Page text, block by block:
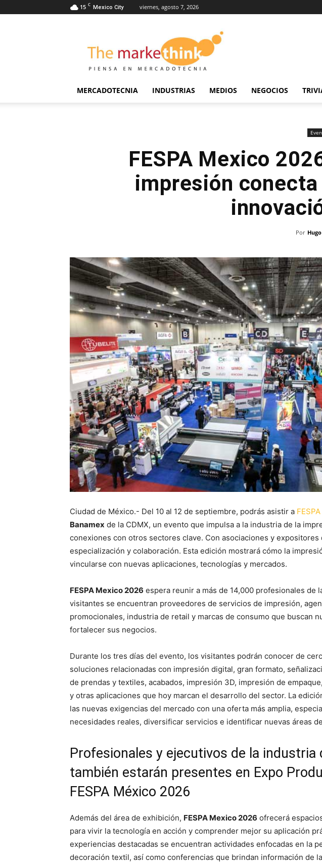
15 C Mexico City viernes, agosto 7, 2026
Markethink
MERCADOTECNIA INDUSTRIAS MEDIOS NEGOCIOS
FESPA Mexico
impresión
Por
Ciudad de México.- Del 10 al 12 de septiembre, podrás asistir a
Banamex de la CDMX, un evento que impulsa a la industria de la
conexiones con otros sectores clave. Con asociaciones y
especialización y colaboración. Esta edición mostrará cómo la
vincularse con nuevas aplicaciones, tecnologías y mercados.
FESPA Mexico 2026 espera reunir a más de 14,000 profesionales de
visitantes se encuentran proveedores de servicios de impresión,
promocionales, industria de retail y marcas de consumo que buscan
fortalecer sus negocios.
Durante los tres días del evento, los visitantes podrán conocer de
soluciones relacionadas con impresión digital, gran formato,
de prendas y textiles, acabados, impresión 3D, impresión de
y otras aplicaciones que hoy marcan el desarrollo del sector. La
las nuevas exigencias del mercado con una oferta más amplia,
necesidades reales, diversificar servicios e identificar nuevas áreas
Profesionales y ejecutivos de la industria
también estarán presentes en Expo
FESPA México 2026
Además del área de exhibición, FESPA Mexico 2026 ofrecerá
para vivir la tecnología en acción y comprender mejor su aplicación
experiencias destacadas se encuentran actividades enfocadas en la
decoración textil, así como conferencias que brindan información de